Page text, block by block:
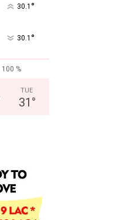
30.1 °
30.1 °
100 %
TUE
31 °